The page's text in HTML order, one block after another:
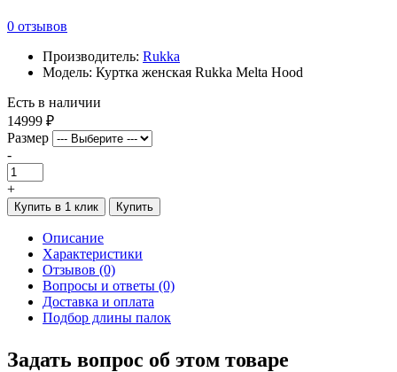
0 отзывов
Производитель: Rukka
Модель: Куртка женская Rukka Melta Hood
Есть в наличии
14999 ₽
Размер
-
+
Купить в 1 клик Купить
Описание
Характеристики
Отзывов (0)
Вопросы и ответы (0)
Доставка и оплата
Подбор длины палок
Задать вопрос об этом товаре